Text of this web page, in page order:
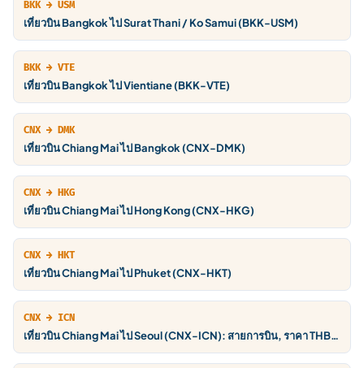
BKK → USM
เที่ยวบิน Bangkok ไป Surat Thani / Ko Samui (BKK-USM)
BKK → VTE
เที่ยวบิน Bangkok ไป Vientiane (BKK-VTE)
CNX → DMK
เที่ยวบิน Chiang Mai ไป Bangkok (CNX-DMK)
CNX → HKG
เที่ยวบิน Chiang Mai ไป Hong Kong (CNX-HKG)
CNX → HKT
เที่ยวบิน Chiang Mai ไป Phuket (CNX-HKT)
CNX → ICN
เที่ยวบิน Chiang Mai ไป Seoul (CNX-ICN): สายการบิน, ราคา THB,